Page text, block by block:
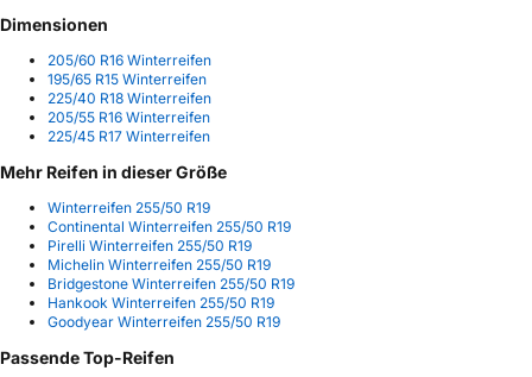
Dimensionen
205/60 R16 Winterreifen
195/65 R15 Winterreifen
225/40 R18 Winterreifen
205/55 R16 Winterreifen
225/45 R17 Winterreifen
Mehr Reifen in dieser Größe
Winterreifen 255/50 R19
Continental Winterreifen 255/50 R19
Pirelli Winterreifen 255/50 R19
Michelin Winterreifen 255/50 R19
Bridgestone Winterreifen 255/50 R19
Hankook Winterreifen 255/50 R19
Goodyear Winterreifen 255/50 R19
Passende Top-Reifen